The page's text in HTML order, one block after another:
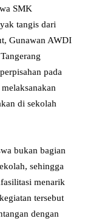
SMK
tangis dari
Gunawan AWDI
pada
di sekolah
bukan bagian
sehingga
menarik
tersebut
dengan